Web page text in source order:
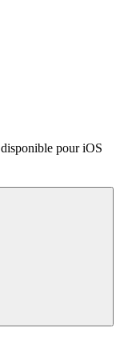
pour iOS